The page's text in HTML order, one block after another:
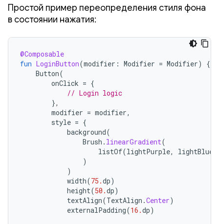
Простой пример переопределения стиля фона
в состоянии нажатия:
@Composable
fun LoginButton(modifier : Modifier = Modifier)
{
Button(
onClick = {
// Login logic
},
modifier = modifier,
style = {
background(
Brush . linearGradient(
listOf(lightPurple, lightBlue
)
)
width(75.dp)
height(50.dp)
textAlign(TextAlign .Center)
externalPadding(16.dp)